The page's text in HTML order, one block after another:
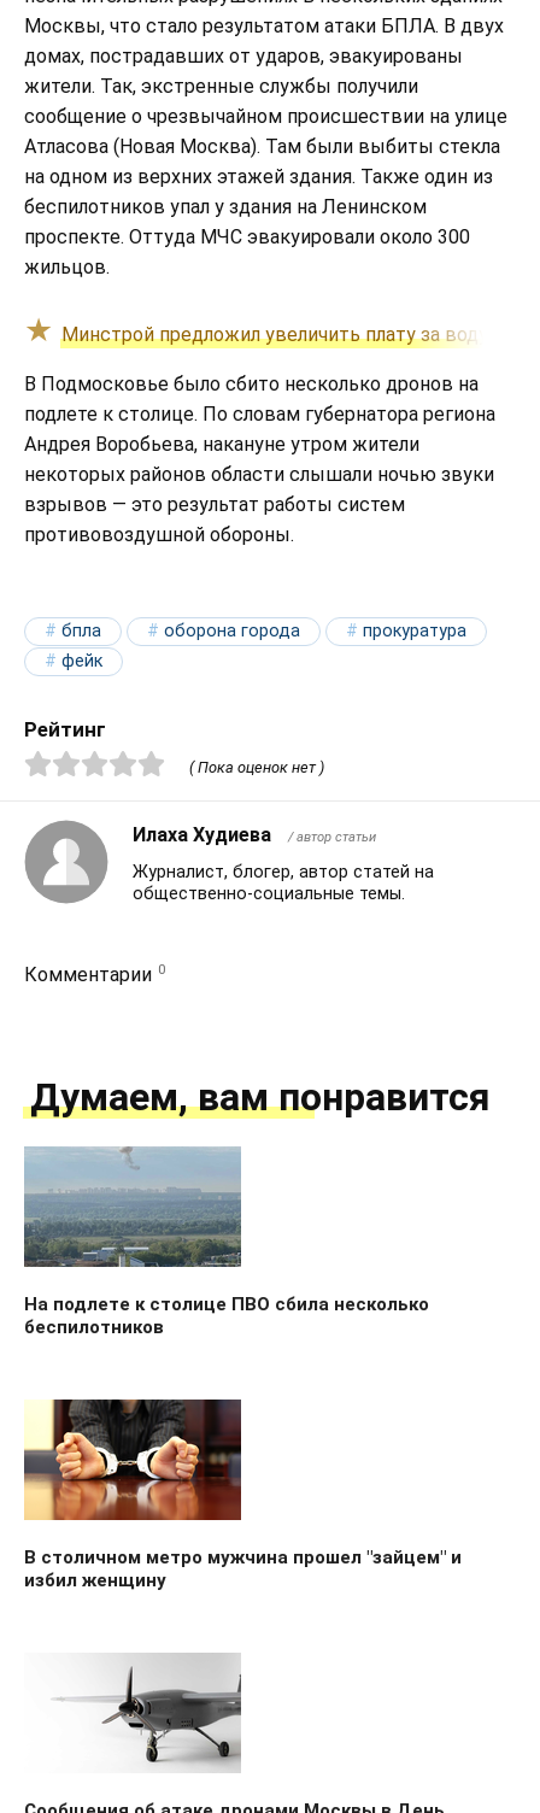
Москвы, что стало результатом атаки БПЛА. В двух
домах, пострадавших от ударов, эвакуированы
жители. Так, экстренные службы получили
сообщение о чрезвычайном происшествии на улице
Атласова (Новая Москва). Там были выбиты стекла
на одном из верхних этажей здания. Также один из
беспилотников упал у здания на Ленинском
проспекте. Оттуда МЧС эвакуировали около 300
жильцов.
Минстрой предложил увеличить плату за воду в
В Подмосковье было сбито несколько дронов на
подлете к столице. По словам губернатора региона
Андрея Воробьева, накануне утром жители
некоторых районов области слышали ночью звуки
взрывов — это результат работы систем
противовоздушной обороны.
бпла оборона города
прокуратура
фейк
Рейтинг
( Пока оценок нет )
Илаха Худиева / автор статьи
Журналист, блогер, автор статей на
общественно-социальные темы.
Комментарии 0
Думаем, вам понравится
На подлете к столице ПВО сбила несколько
беспилотников
В столичном метро мужчина прошел "зайцем" и
избил женщину